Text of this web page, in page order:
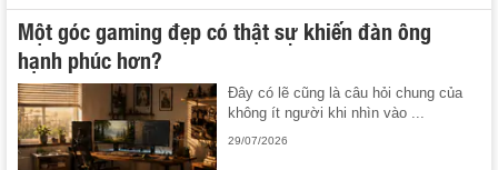
Một góc gaming đẹp có thật sự khiến đàn ông
hạnh phúc hơn?
Đây có lẽ cũng là câu hỏi chung của
không ít người khi nhìn vào ...
29/07/2026